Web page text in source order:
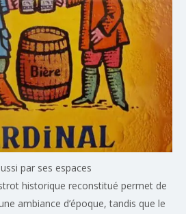
par ses espaces
historique reconstitué permet de
ambiance d’époque, tandis que le